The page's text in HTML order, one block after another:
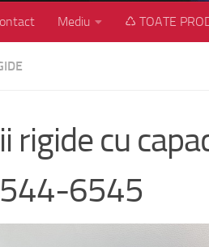
Mediu ♺ TOATE
rigide cu
6545